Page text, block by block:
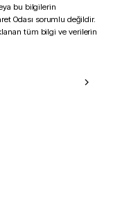
bu bilgilerin
Odası sorumlu değildir.
tüm bilgi ve verilerin